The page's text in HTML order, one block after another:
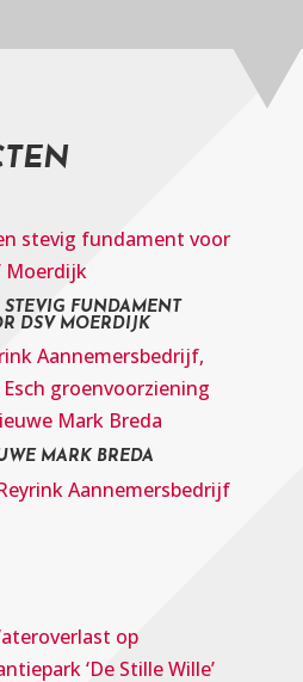
STEVIG FUNDAMENT
DSV MOERDIJK
Aannemersbedrijf,
Esch groenvoorziening
MARK BREDA
Aannemersbedrijf